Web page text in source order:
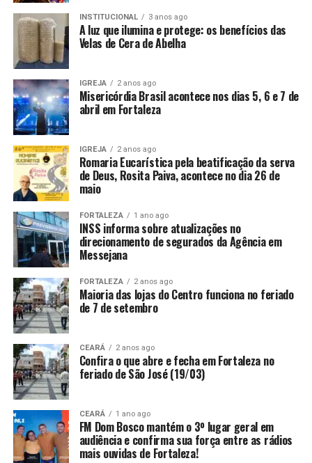
INSTITUCIONAL 3 anos ago
A luz que ilumina e protege: os benefícios das
Velas de Cera de Abelha
IGREJA 2 anos ago
Misericórdia Brasil acontece nos dias 5, 6 e 7 de
abril em Fortaleza
IGREJA 2 anos ago
Romaria Eucarística pela beatificação da serva
de Deus, Rosita Paiva, acontece no dia 26 de
maio
FORTALEZA 1 ano ago
INSS informa sobre atualizações no
direcionamento de segurados da Agência em
Messejana
FORTALEZA 2 anos ago
Maioria das lojas do Centro funciona no feriado
de 7 de setembro
CEARÁ 2 anos ago
Confira o que abre e fecha em Fortaleza no
feriado de São José (19/03)
CEARÁ 1 ano ago
FM Dom Bosco mantém o 3º lugar geral em
audiência e confirma sua força entre as rádios
mais ouvidas de Fortaleza!